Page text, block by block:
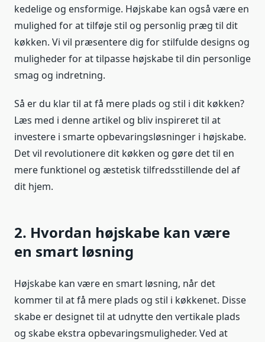
kedelige og ensformige. Højskabe kan også være en
mulighed for at tilføje stil og personlig præg til dit
køkken. Vi vil præsentere dig for stilfulde designs og
muligheder for at tilpasse højskabe til din personlige
smag og indretning.
Så er du klar til at få mere plads og stil i dit køkken?
Læs med i denne artikel og bliv inspireret til at
investere i smarte opbevaringsløsninger i højskabe.
Det vil revolutionere dit køkken og gøre det til en
mere funktionel og æstetisk tilfredsstillende del af
dit hjem.
2. Hvordan højskabe kan være
en smart løsning
Højskabe kan være en smart løsning, når det
kommer til at få mere plads og stil i køkkenet. Disse
skabe er designet til at udnytte den vertikale plads
og skabe ekstra opbevaringsmuligheder. Ved at